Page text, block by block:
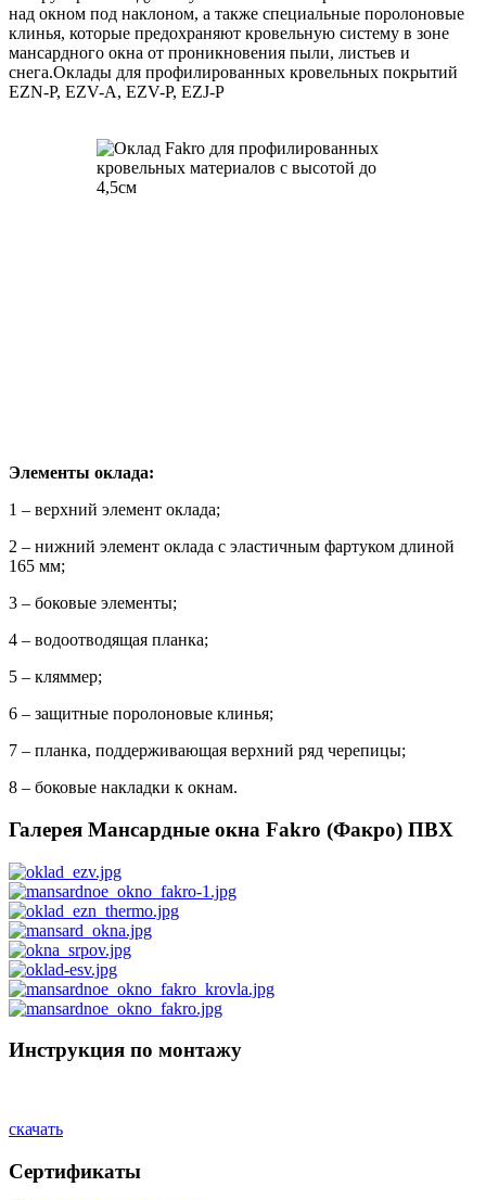
над окном под наклоном, а также специальные поролоновые
клинья, которые предохраняют кровельную систему в зоне
мансардного окна от проникновения пыли, листьев и
снега.Оклады для профилированных кровельных покрытий
EZN-P, EZV-A, EZV-P, EZJ-P
Элементы оклада:
1 – верхний элемент оклада;
2 – нижний элемент оклада с эластичным фартуком длиной
165 мм;
3 – боковые элементы;
4 – водоотводящая планка;
5 – кляммер;
6 – защитные поролоновые клинья;
7 – планка, поддерживающая верхний ряд черепицы;
8 – боковые накладки к окнам.
Галерея Мансардные окна Fakro (Факро) ПВХ
Инструкция по монтажу
скачать
Сертификаты